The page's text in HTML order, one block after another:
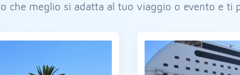
che meglio si adatta al tuo viaggio o evento e ti